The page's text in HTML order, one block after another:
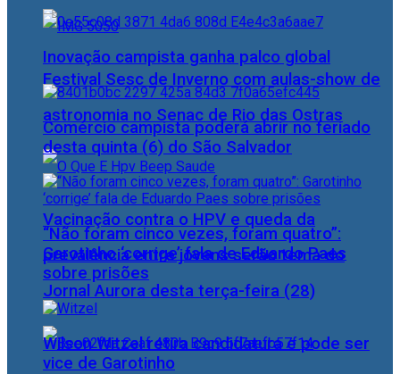
Festival Sesc de Inverno com aulas-show de
astronomia no Senac de Rio das Ostras
Vacinação contra o HPV e queda da
prevalência entre jovens serão tema do
Jornal Aurora desta terça-feira (28)
Inovação campista ganha palco global
Comércio campista poderá abrir no feriado
desta quinta (6) do São Salvador
“Não foram cinco vezes, foram quatro”:
Garotinho ‘corrige’ fala de Eduardo Paes
sobre prisões
Wilson Witzel retira candidatura e pode ser
vice de Garotinho